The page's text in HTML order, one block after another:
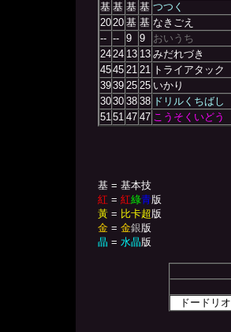
基 基 基 基 つつく
2020 基 基 なきごえ
-- -- 9 9
おいうち
2424 13 13 みだれづき
4545 21 21 トライアタック
3939 25 25 いかり
3030 38 38 ドリルくちばし
5151 47 47 こうそくいどう
基 = 基本技
紅 = 紅綠青版
黃= 比卡超 版
金= 金銀 版
晶 = 水晶 版
ドードリオ